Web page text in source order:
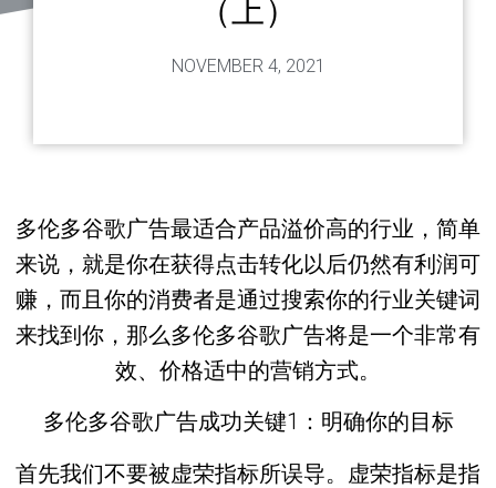
（上）
NOVEMBER 4, 2021
多伦多谷歌广告最适合产品溢价高的行业，简单
来说，就是你在获得点击转化以后仍然有利润可
赚，而且你的消费者是通过搜索你的行业关键词
来找到你，那么多伦多谷歌广告将是一个非常有
效、价格适中的营销方式。
多伦多谷歌广告成功关键1：明确你的目标
首先我们不要被虚荣指标所误导。虚荣指标是指